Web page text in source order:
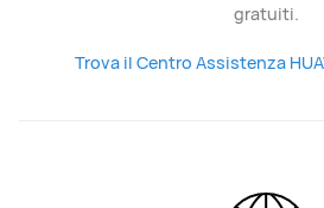
gratuiti.
Trova il Centro Assistenza